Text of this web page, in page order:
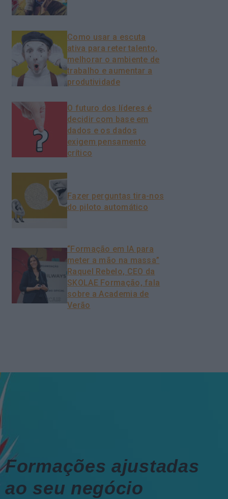
Como usar a escuta
ativa para reter talento,
melhorar o ambiente de
trabalho e aumentar a
produtividade
O futuro dos líderes é
decidir com base em
dados e os dados
exigem pensamento
crítico
Fazer perguntas tira-nos
do piloto automático
“Formação em IA para
meter a mão na massa”
Raquel Rebelo, CEO da
SKOLAE Formação, fala
sobre a Academia de
Verão
Formações ajustadas
ao seu negócio